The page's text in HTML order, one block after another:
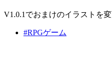
V1.0.1でおまけのイラストを
#RPGゲーム